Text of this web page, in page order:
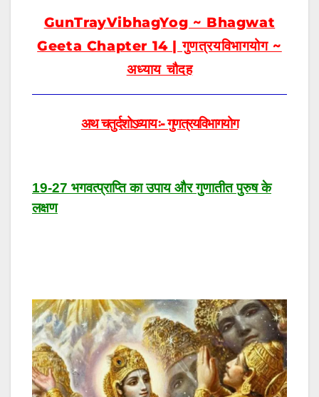
GunTrayVibhagYog ~ Bhagwat
Geeta Chapter 14 | गुणत्रयविभागयोग ~
अध्याय चौदह
अथ चतुर्दशोऽध्यायः- गुणत्रयविभागयोग
19-27 भगवत्प्राप्ति का उपाय और गुणातीत पुरुष के
लक्षण